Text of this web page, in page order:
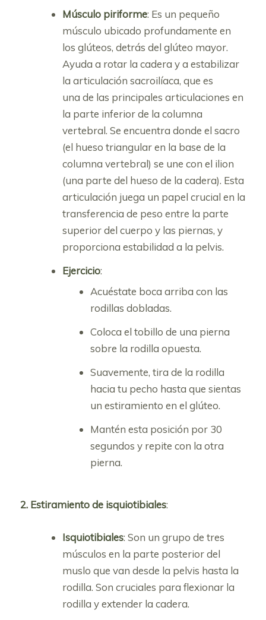
Músculo piriforme: Es un pequeño
músculo ubicado profundamente en
los glúteos, detrás del glúteo mayor.
Ayuda a rotar la cadera y a estabilizar
la articulación sacroilíaca, que es
una de las principales articulaciones en
la parte inferior de la columna
vertebral. Se encuentra donde el sacro
(el hueso triangular en la base de la
columna vertebral) se une con el ilion
(una parte del hueso de la cadera). Esta
articulación juega un papel crucial en la
transferencia de peso entre la parte
superior del cuerpo y las piernas, y
proporciona estabilidad a la pelvis.
Ejercicio:
Acuéstate boca arriba con las
rodillas dobladas.
Coloca el tobillo de una pierna
sobre la rodilla opuesta.
Suavemente, tira de la rodilla
hacia tu pecho hasta que sientas
un estiramiento en el glúteo.
Mantén esta posición por 30
segundos y repite con la otra
pierna.
2. Estiramiento de isquiotibiales:
Isquiotibiales: Son un grupo de tres
músculos en la parte posterior del
muslo que van desde la pelvis hasta la
rodilla. Son cruciales para flexionar la
rodilla y extender la cadera.